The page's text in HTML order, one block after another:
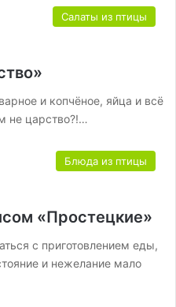
Салаты из птицы
и копчёное, яйца и всё
не царство?!…
Блюда из птицы
«Простецкие»
с приготовлением еды,
и нежелание мало